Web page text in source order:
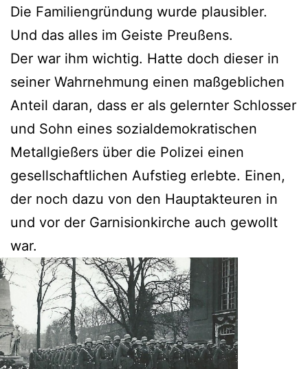
Die Familiengründung wurde plausibler.
Und das alles im Geiste Preußens.
Der war ihm wichtig. Hatte doch dieser in
seiner Wahrnehmung einen maßgeblichen
Anteil daran, dass er als gelernter Schlosser
und Sohn eines sozialdemokratischen
Metallgießers über die Polizei einen
gesellschaftlichen Aufstieg erlebte. Einen,
der noch dazu von den Hauptakteuren in
und vor der Garnisionkirche auch gewollt
war.